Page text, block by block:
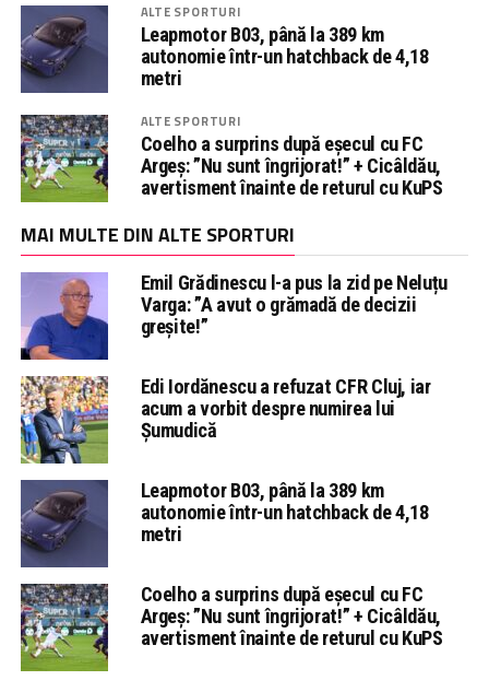
ALTE SPORTURI
Leapmotor B03, până la 389 km
autonomie într-un hatchback de 4,18
metri
ALTE SPORTURI
Coelho a surprins după eșecul cu FC
Argeș: ”Nu sunt îngrijorat!” + Cicâldău,
avertisment înainte de returul cu KuPS
MAI MULTE DIN ALTE SPORTURI
Emil Grădinescu l-a pus la zid pe Neluțu
Varga: ”A avut o grămadă de decizii
greșite!”
Edi Iordănescu a refuzat CFR Cluj, iar
acum a vorbit despre numirea lui
Șumudică
Leapmotor B03, până la 389 km
autonomie într-un hatchback de 4,18
metri
Coelho a surprins după eșecul cu FC
Argeș: ”Nu sunt îngrijorat!” + Cicâldău,
avertisment înainte de returul cu KuPS